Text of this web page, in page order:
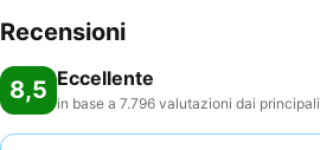
Recensioni
8,5 Eccellente
in base a 7.796 valutazioni dai principali